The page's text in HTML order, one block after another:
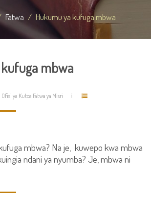
Fatwa Hukumu ya kufuga mbwa
mbwa
Ofisi ya Kutoa Fatwa ya Misri
mbwa? Na je, kuwepo kwa mbwa
ndani ya nyumba? Je, mbwa ni